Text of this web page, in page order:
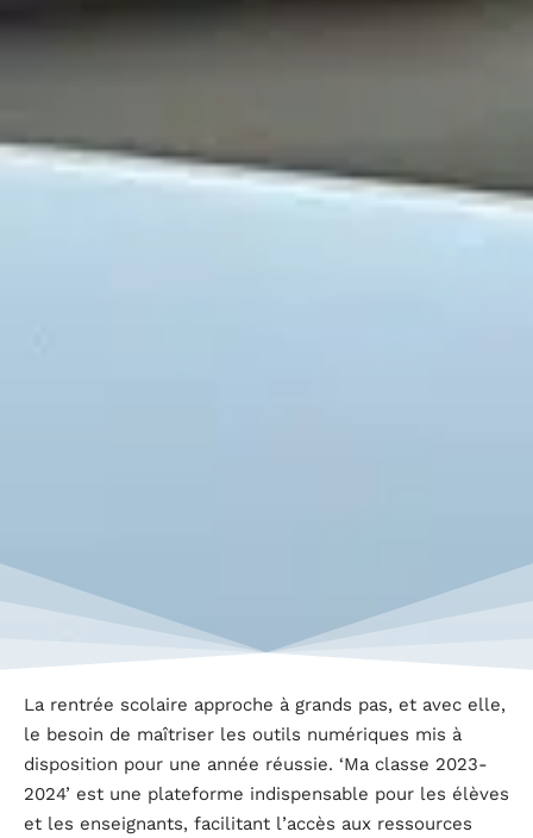
La rentrée scolaire approche à grands pas, et avec elle,
le besoin de maîtriser les outils numériques mis à
disposition pour une année réussie. ‘Ma classe 2023-
2024’ est une plateforme indispensable pour les élèves
et les enseignants, facilitant l’accès aux ressources